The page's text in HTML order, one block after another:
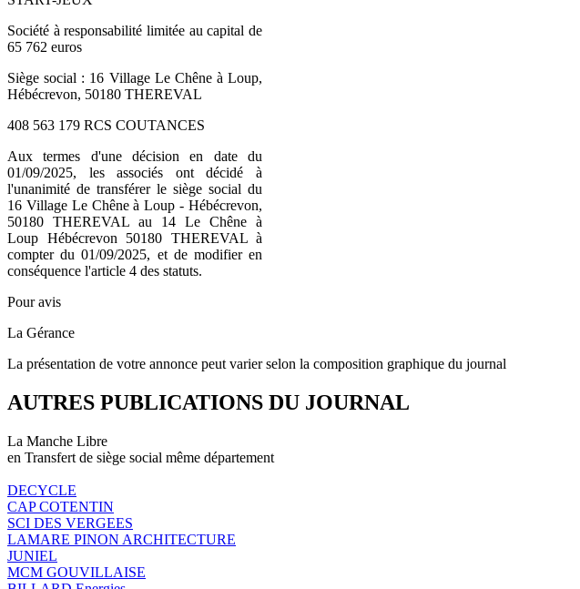
Société à responsabilité limitée au capital de
65 762 euros
Siège social : 16 Village Le Chêne à Loup,
Hébécrevon, 50180 THEREVAL
408 563 179 RCS COUTANCES
Aux termes d'une décision en date du
01/09/2025, les associés ont décidé à
l'unanimité de transférer le siège social du
16 Village Le Chêne à Loup - Hébécrevon,
50180 THEREVAL au 14 Le Chêne à
Loup Hébécrevon 50180 THEREVAL à
compter du 01/09/2025, et de modifier en
conséquence l'article 4 des statuts.
Pour avis
La Gérance
La présentation de votre annonce peut varier selon la composition graphique du journal
AUTRES PUBLICATIONS DU JOURNAL
La Manche Libre
en Transfert de siège social même département
DECYCLE
CAP COTENTIN
SCI DES VERGEES
LAMARE PINON ARCHITECTURE
JUNIEL
MCM GOUVILLAISE